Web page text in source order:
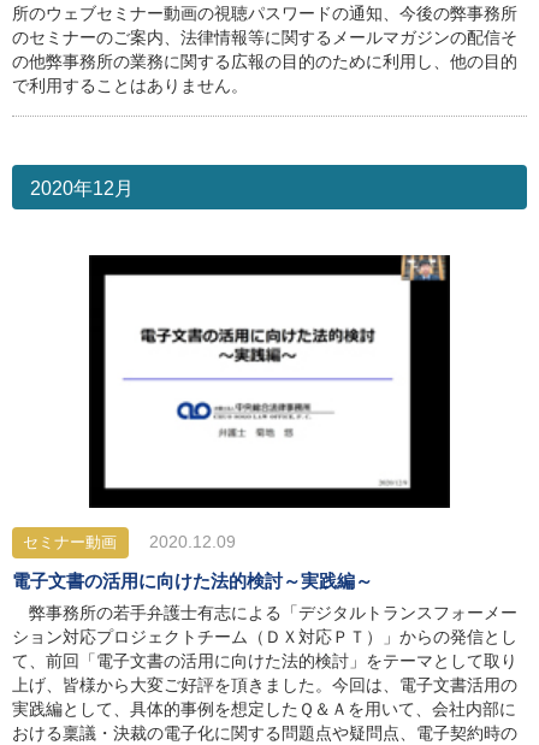
所のウェブセミナー動画の視聴パスワードの通知、今後の弊事務所
のセミナーのご案内、法律情報等に関するメールマガジンの配信そ
の他弊事務所の業務に関する広報の目的のために利用し、他の目的
で利用することはありません。
2020年12月
セミナー動画 2020.12.09
電子文書の活用に向けた法的検討～実践編～
弊事務所の若手弁護士有志による「デジタルトランスフォーメー
ション対応プロジェクトチーム（ＤＸ対応ＰＴ）」からの発信とし
て、前回「電子文書の活用に向けた法的検討」をテーマとして取り
上げ、皆様から大変ご好評を頂きました。今回は、電子文書活用の
実践編として、具体的事例を想定したＱ＆Ａを用いて、会社内部に
おける稟議・決裁の電子化に関する問題点や疑問点、電子契約時の